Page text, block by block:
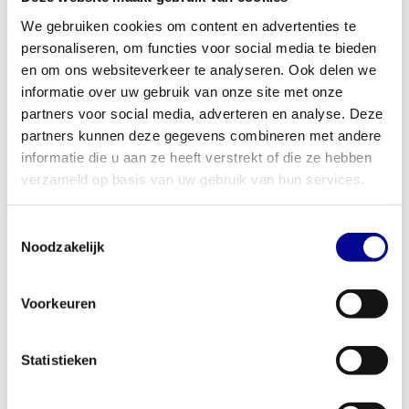
We gebruiken cookies om content en advertenties te
personaliseren, om functies voor social media te bieden
en om ons websiteverkeer te analyseren. Ook delen we
informatie over uw gebruik van onze site met onze
partners voor social media, adverteren en analyse. Deze
partners kunnen deze gegevens combineren met andere
informatie die u aan ze heeft verstrekt of die ze hebben
verzameld op basis van uw gebruik van hun services.
Noodzakelijk
Voorkeuren
Statistieken
getest, ben je verzekerd van een duurzaam en betrouwbaar
Voor thuisgebruik en professionele sportscholen
Dit krachtstation is een slimme keuze voor uiteenlopende
omgevingen. Voor de serieuze thuissporter biedt de Element+ lat
machine de mogelijkheid om met professionele apparatuur te
op het aanbod. Het compacte ontwerp (120 x 120 cm) zorgt
ervoor dat het toestel in vrijwel elke ruimte past. We bieden
om apparatuur te kopen, leasen of huren.
Bij Best Buy Fitness combineren we meer dan 28 jaar ervaring